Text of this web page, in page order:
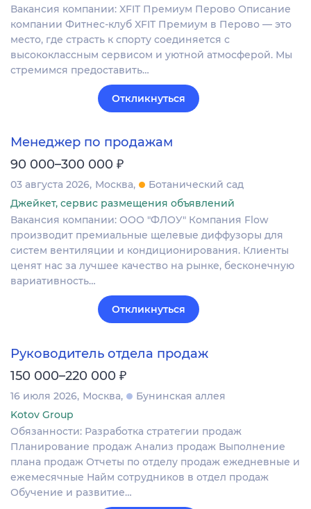
Вакансия компании: XFIT Премиум Перово Описание
компании Фитнес-клуб XFIT Премиум в Перово — это
место, где страсть к спорту соединяется с
высококлассным сервисом и уютной атмосферой. Мы
стремимся предоставить…
Откликнуться
Менеджер по продажам
90 000–300 000 ₽
03 августа 2026 Москва
Ботанический сад
Джейкет, сервис размещения объявлений
Вакансия компании: ООО "ФЛОУ" Компания Flow
производит премиальные щелевые диффузоры для
систем вентиляции и кондиционирования. Клиенты
ценят нас за лучшее качество на рынке, бесконечную
вариативность…
Откликнуться
Руководитель отдела продаж
150 000–220 000 ₽
16 июля 2026 Москва
Бунинская аллея
Kotov Group
Обязанности: Разработка стратегии продаж
Планирование продаж Анализ продаж Выполнение
плана продаж Отчеты по отделу продаж ежедневные и
ежемесячные Найм сотрудников в отдел продаж
Обучение и развитие…